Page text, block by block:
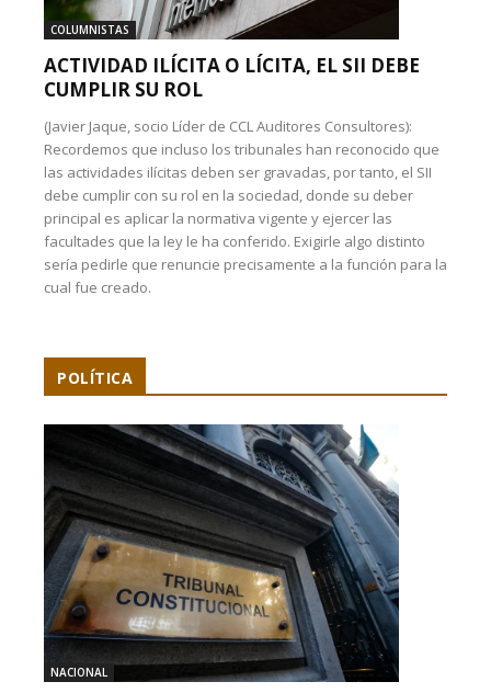
COLUMNISTAS
ACTIVIDAD ILÍCITA O LÍCITA, EL SII DEBE
CUMPLIR SU ROL
(Javier Jaque, socio Líder de CCL Auditores Consultores):
Recordemos que incluso los tribunales han reconocido que
las actividades ilícitas deben ser gravadas, por tanto, el SII
debe cumplir con su rol en la sociedad, donde su deber
principal es aplicar la normativa vigente y ejercer las
facultades que la ley le ha conferido. Exigirle algo distinto
sería pedirle que renuncie precisamente a la función para la
cual fue creado.
POLÍTICA
NACIONAL